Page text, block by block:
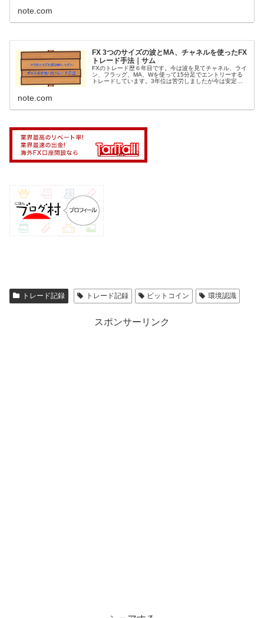
note.com
FX 3つのサイズの波とMA、チャネルを使ったFX
トレード手法｜サム
FXのトレード歴６年目です。今は波を見てチャネル、ライ
ン、フラッグ、MA、Wを使って15分足でエントリーする
トレードしています。3年位は苦労しましたが今は安定し
note.com
トレード記録 トレード記録 ビットコイン 環境認識
スポンサーリンク